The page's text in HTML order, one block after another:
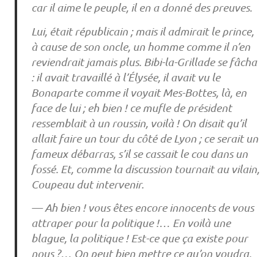
car il aime le peuple, il en a donné des preuves.
Lui, était républicain ; mais il admirait le prince,
à cause de son oncle, un homme comme il n’en
reviendrait jamais plus. Bibi-la-Grillade se fâcha
: il avait travaillé à l’Élysée, il avait vu le
Bonaparte comme il voyait Mes-Bottes, là, en
face de lui ; eh bien ! ce mufle de président
ressemblait à un roussin, voilà ! On disait qu’il
allait faire un tour du côté de Lyon ; ce serait un
fameux débarras, s’il se cassait le cou dans un
fossé. Et, comme la discussion tournait au vilain,
Coupeau dut intervenir.
— Ah bien ! vous êtes encore innocents de vous
attraper pour la politique !… En voilà une
blague, la politique ! Est-ce que ça existe pour
nous ?… On peut bien mettre ce qu’on voudra,